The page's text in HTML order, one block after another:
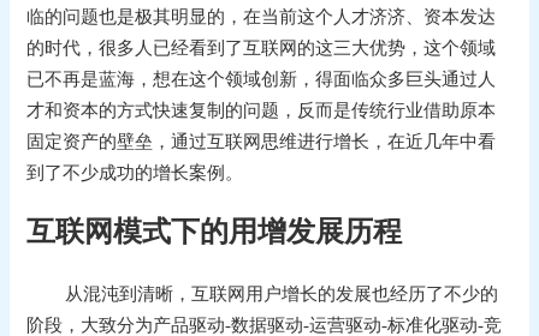
临的问题也是极其明显的，在当前这个人才济济、资本发达
的时代，很多人已经看到了互联网的这三大优势，这个领域
已不再是蓝海，想在这个领域创新，得面临众多巨头通过人
才和资本的方式快速复制的问题，反而是传统行业借助原本
固定资产的壁垒，通过互联网思维进行增长，在近几年中看
到了不少成功的增长案例。
互联网模式下的用增发展历程
从混沌到清晰，互联网用户增长的发展也经历了不少的
阶段，大致分为产品驱动-数据驱动-运营驱动-标准化驱动-竞